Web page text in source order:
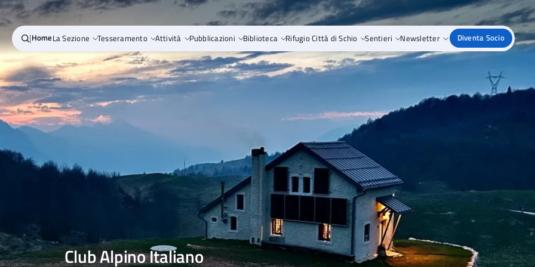
|HomeLa Sezione Tesseramento Attività Pubblicazioni Biblioteca Rifugio Città di Schio Sentieri Newsletter Diventa Socio
Club Alpino Italiano